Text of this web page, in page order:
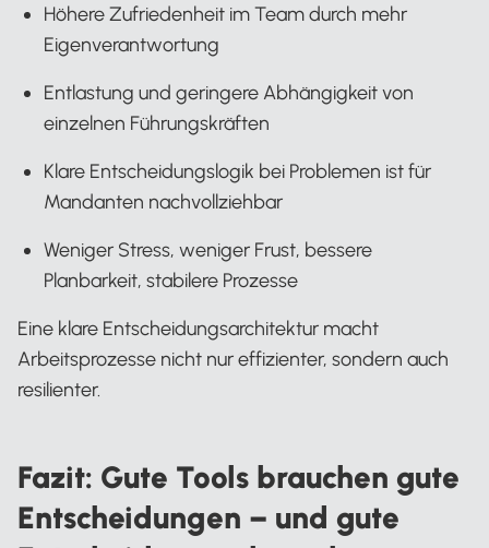
Höhere Zufriedenheit im Team durch mehr
Eigenverantwortung
Entlastung und geringere Abhängigkeit von
einzelnen Führungskräften
Klare Entscheidungslogik bei Problemen ist für
Mandanten nachvollziehbar
Weniger Stress, weniger Frust, bessere
Planbarkeit, stabilere Prozesse
Eine klare Entscheidungsarchitektur macht
Arbeitsprozesse nicht nur effizienter, sondern auch
resilienter.
Fazit: Gute Tools brauchen gute
Entscheidungen – und gute